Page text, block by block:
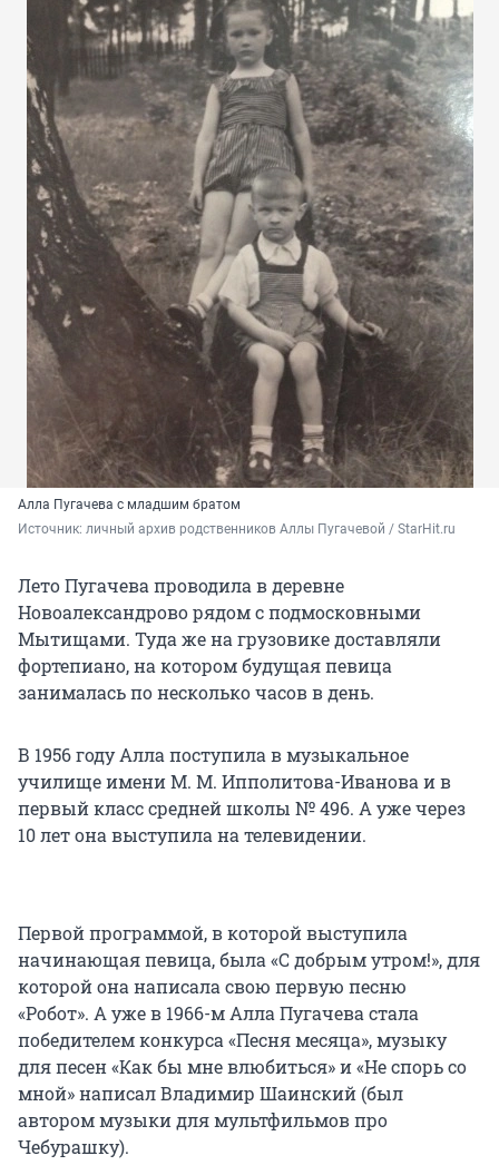
Алла Пугачева с младшим братом
Источник: личный архив родственников Аллы Пугачевой / StarHit.ru
Лето Пугачева проводила в деревне
Новоалександрово рядом с подмосковными
Мытищами. Туда же на грузовике доставляли
фортепиано, на котором будущая певица
занималась по несколько часов в день.
В 1956 году Алла поступила в музыкальное
училище имени М. М. Ипполитова-Иванова и в
первый класс средней школы № 496. А уже через
10 лет она выступила на телевидении.
Первой программой, в которой выступила
начинающая певица, была «С добрым утром!», для
которой она написала свою первую песню
«Робот». А уже в 1966-м Алла Пугачева стала
победителем конкурса «Песня месяца», музыку
для песен «Как бы мне влюбиться» и «Не спорь со
мной» написал Владимир Шаинский (был
автором музыки для мультфильмов про
Чебурашку).